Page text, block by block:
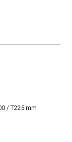
/ T225 mm